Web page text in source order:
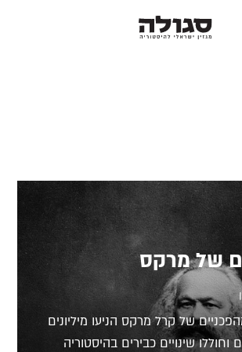
של מרקס
של קרל מרקס הניעו מיליונים
וחוללו שינויים כבירים בהיסטוריה